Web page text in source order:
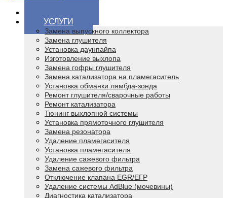
УСЛУГИ
Замена выпускного коллектора
Замена глушителя
Установка даунпайпа
Изготовление выхлопа
Замена гофры глушителя
Замена катализатора на пламегаситель
Установка обманки лямбда-зонда
Ремонт глушителя/сварочные работы
Ремонт катализатора
Тюнинг выхлопной системы
Установка прямоточного глушителя
Замена резонатора
Удаление пламегасителя
Установка пламегасителя
Удаление сажевого фильтра
Замена сажевого фильтра
Отключение клапана EGR/ЕГР
Удаление системы AdBlue (мочевины)
Диагностика катализатора